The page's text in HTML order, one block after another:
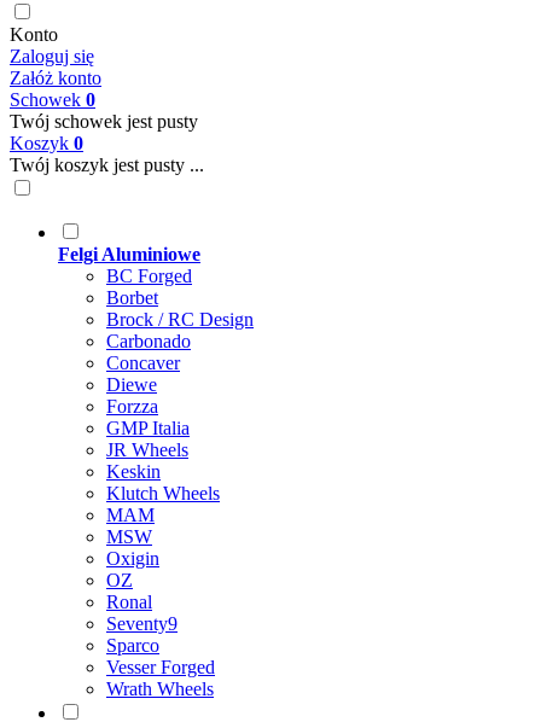
Konto
Zaloguj się
Załóż konto
Schowek 0
Twój schowek jest pusty
Koszyk 0
Twój koszyk jest pusty ...
Felgi Aluminiowe
BC Forged
Borbet
Brock / RC Design
Carbonado
Concaver
Diewe
Forzza
GMP Italia
JR Wheels
Keskin
Klutch Wheels
MAM
MSW
Oxigin
OZ
Ronal
Seventy9
Sparco
Vesser Forged
Wrath Wheels